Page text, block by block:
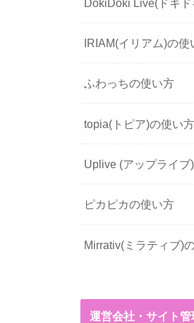
IRIAM(イリアム)の使
ふわっちの使い方
topia(トピア)の使い方
Uplive (アップライブ
ピカピカの使い方
Mirrativ(ミラティブ)
運営会社・サイト